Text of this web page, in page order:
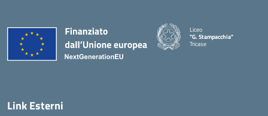
Liceo
"G. Stampacchia"
Tricase
Link Esterni